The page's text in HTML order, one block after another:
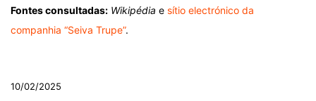
Fontes consultadas: Wikipédia e sítio electrónico da
companhia “Seiva Trupe”.
10/02/2025